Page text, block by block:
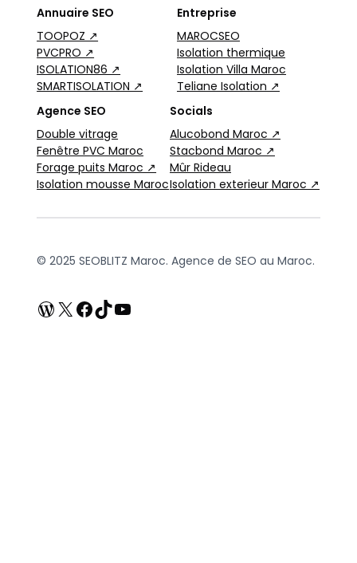
Annuaire SEO
TOOPOZ ↗
PVCPRO ↗
ISOLATION86 ↗
SMARTISOLATION ↗
Entreprise
MAROCSEO
Isolation thermique
Isolation Villa Maroc
Teliane Isolation ↗
Agence SEO
Double vitrage
Fenêtre PVC Maroc
Forage puits Maroc ↗
Isolation mousse Maroc
Socials
Alucobond Maroc ↗
Stacbond Maroc ↗
Mûr Rideau
Isolation exterieur Maroc ↗
© 2025 SEOBLITZ Maroc. Agence de SEO au Maroc.
WordPress
X Facebook
TikTokYouTube